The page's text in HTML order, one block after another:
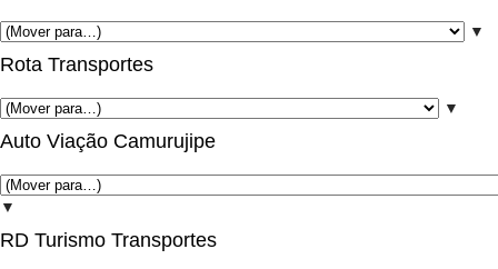
▼
Rota Transportes
▼
Auto Viação Camurujipe
▼
RD Turismo Transportes